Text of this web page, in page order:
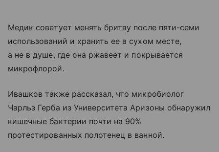
Медик советует менять бритву после пяти-семи
использований и хранить ее в сухом месте,
а не в душе, где она ржавеет и покрывается
микрофлорой.
Ивашков также рассказал, что микробиолог
Чарльз Герба из Университета Аризоны обнаружил
кишечные бактерии почти на 90%
протестированных полотенец в ванной.